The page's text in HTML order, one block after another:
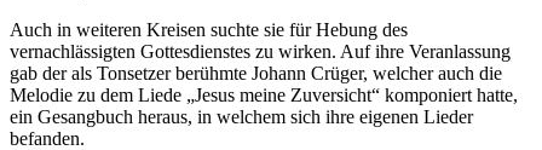
Auch in weiteren Kreisen suchte sie für Hebung des
vernachlässigten Gottesdienstes zu wirken. Auf ihre Veranlassung
gab der als Tonsetzer berühmte Johann Crüger, welcher auch die
Melodie zu dem Liede „Jesus meine Zuversicht“ komponiert hatte,
ein Gesangbuch heraus, in welchem sich ihre eigenen Lieder
befanden.